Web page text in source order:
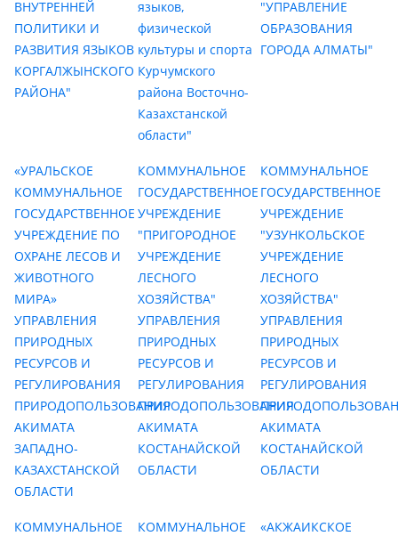
ВНУТРЕННЕЙ
ПОЛИТИКИ И
РАЗВИТИЯ ЯЗЫКОВ
КОРГАЛЖЫНСКОГО
РАЙОНА"
языков,
физической
культуры и спорта
Курчумского
района Восточно-
Казахстанской
области"
"УПРАВЛЕНИЕ
ОБРАЗОВАНИЯ
ГОРОДА АЛМАТЫ"
«УРАЛЬСКОЕ
КОММУНАЛЬНОЕ
ГОСУДАРСТВЕННОЕ
УЧРЕЖДЕНИЕ ПО
ОХРАНЕ ЛЕСОВ И
ЖИВОТНОГО
МИРА»
УПРАВЛЕНИЯ
ПРИРОДНЫХ
РЕСУРСОВ И
РЕГУЛИРОВАНИЯ
ПРИРОДОПОЛЬЗОВАНИЯ
АКИМАТА
ЗАПАДНО-
КАЗАХСТАНСКОЙ
ОБЛАСТИ
КОММУНАЛЬНОЕ
ГОСУДАРСТВЕННОЕ
УЧРЕЖДЕНИЕ
"ПРИГОРОДНОЕ
УЧРЕЖДЕНИЕ
ЛЕСНОГО
ХОЗЯЙСТВА"
УПРАВЛЕНИЯ
ПРИРОДНЫХ
РЕСУРСОВ И
РЕГУЛИРОВАНИЯ
ПРИРОДОПОЛЬЗОВАНИЯ
АКИМАТА
КОСТАНАЙСКОЙ
ОБЛАСТИ
КОММУНАЛЬНОЕ
ГОСУДАРСТВЕННОЕ
УЧРЕЖДЕНИЕ
"УЗУНКОЛЬСКОЕ
УЧРЕЖДЕНИЕ
ЛЕСНОГО
ХОЗЯЙСТВА"
УПРАВЛЕНИЯ
ПРИРОДНЫХ
РЕСУРСОВ И
РЕГУЛИРОВАНИЯ
АКИМАТА
КОСТАНАЙСКОЙ
ОБЛАСТИ
КОММУНАЛЬНОЕ
КОММУНАЛЬНОЕ
«АКЖАИКСКОЕ